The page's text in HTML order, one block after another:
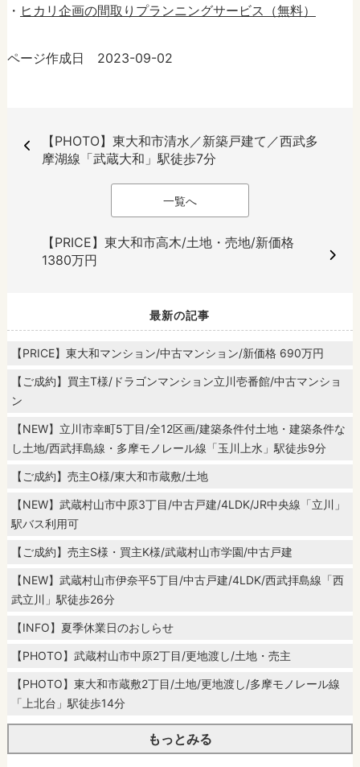
・ ヒカリ企画の間取りプランニングサービス（無料）
ページ作成日 2023-09-02
【PHOTO】東大和市清水／新築戸建て／西武多
摩湖線「武蔵大和」駅徒歩7分
一覧へ
【PRICE】東大和市高木/土地・売地/新価格
1380万円
最新の記事
【PRICE】東大和マンション/中古マンション/新価格 690万円
【ご成約】買主T様/ドラゴンマンション立川壱番館/中古マンショ
ン
【NEW】立川市幸町5丁目/全12区画/建築条件付土地・建築条件な
し土地/西武拝島線・多摩モノレール線「玉川上水」駅徒歩9分
【ご成約】売主O様/東大和市蔵敷/土地
【NEW】武蔵村山市中原3丁目/中古戸建/4LDK/JR中央線「立川」
駅バス利用可
【ご成約】売主S様・買主K様/武蔵村山市学園/中古戸建
【NEW】武蔵村山市伊奈平5丁目/中古戸建/4LDK/西武拝島線「西
武立川」駅徒歩26分
【INFO】夏季休業日のおしらせ
【PHOTO】武蔵村山市中原2丁目/更地渡し/土地・売主
【PHOTO】東大和市蔵敷2丁目/土地/更地渡し/多摩モノレール線
「上北台」駅徒歩14分
もっとみる